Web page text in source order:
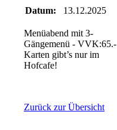
Datum:
13.12.2025
Menüabend mit 3-
Gängemenü - VVK:65.-
Karten gibt’s nur im
Hofcafe!
Zurück zur Übersicht